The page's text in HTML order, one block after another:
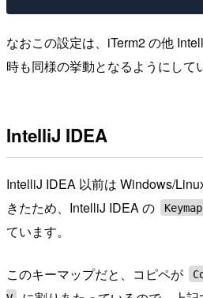
なおこの設定は、iTerm2 の他
時も同様の挙動となるようにして
IntelliJ IDEA
IntelliJ IDEA 以前は Windows/
きたため、IntelliJ IDEA の
Keymap
ています。
このキーマップだと、コピペが